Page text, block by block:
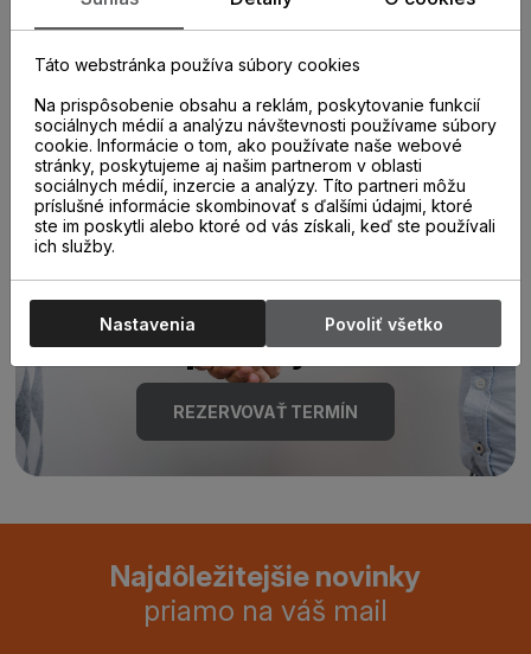
produktu
Poraďte sa s
odborníkom u nás na
predajni.
REZERVOVAŤ TERMÍN
Najdôležitejšie novinky
priamo na váš mail
Táto webstránka používa súbory cookies
Na prispôsobenie obsahu a reklám, poskytovanie funkcií
sociálnych médií a analýzu návštevnosti používame súbory
cookie. Informácie o tom, ako používate naše webové
stránky, poskytujeme aj našim partnerom v oblasti
sociálnych médií, inzercie a analýzy. Títo partneri môžu
príslušné informácie skombinovať s ďalšími údajmi, ktoré
ste im poskytli alebo ktoré od vás získali, keď ste používali
ich služby.
Nastavenia Povoliť všetko